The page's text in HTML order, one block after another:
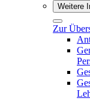
Weitere
Zur